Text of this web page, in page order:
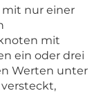
nur einer
mit
ein oder drei
Werten unter